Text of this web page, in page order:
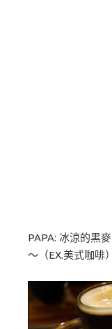
PAPA: 冰涼的黑
～（EX.美式咖啡）